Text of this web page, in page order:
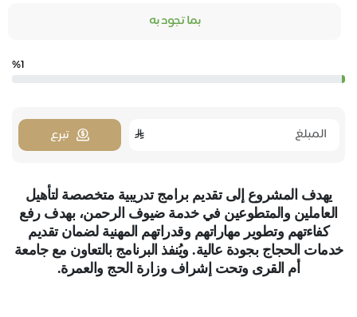
بما تجود به
%1
تبرع
يهدف المشروع إلى تقديم برامج تدريبية متخصصة لتأهيل
العاملين والمتطوعين في خدمة ضيوف الرحمن، بهدف رفع
كفاءتهم وتطوير مهاراتهم وقدراتهم المهنية لضمان تقديم
خدمات الحجاج بجودة عالية. ويُنفذ البرنامج بالتعاون مع جامعة
أم القرى وتحت إشراف وزارة الحج والعمرة.